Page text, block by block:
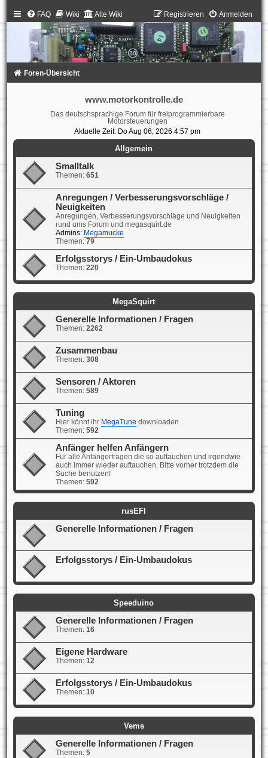
FAQ Wiki Alte Wiki Anmelden
Registrieren
Foren-Übersicht
www.motorkontrolle.de
Das deutschsprachige Forum für freiprogrammierbare
Motorsteuerungen
Aktuelle Zeit: Do Aug 06, 2026 4:57 pm
Allgemein
Smalltalk
Themen: 651
Anregungen / Verbesserungsvorschläge /
Neuigkeiten
Anregungen, Verbesserungsvorschläge und Neuigkeiten
rund ums Forum und megasquirt.de
Admins: Megamucke
Themen: 79
Erfolgsstorys / Ein-Umbaudokus
Themen: 220
MegaSquirt
Generelle Informationen / Fragen
Themen: 2262
Zusammenbau
Themen: 308
Sensoren / Aktoren
Themen: 589
Tuning
Hier könnt ihr MegaTune downloaden
Themen: 592
Anfänger helfen Anfängern
Für alle Anfängerfragen die so auftauchen und irgendwie
auch immer wieder auftauchen. Bitte vorher trotzdem die
Suche benutzen!
Themen: 592
rusEFI
Generelle Informationen / Fragen
Erfolgsstorys / Ein-Umbaudokus
Speeduino
Generelle Informationen / Fragen
Themen: 16
Eigene Hardware
Themen: 12
Erfolgsstorys / Ein-Umbaudokus
Themen: 10
Vems
Generelle Informationen / Fragen
Themen: 5